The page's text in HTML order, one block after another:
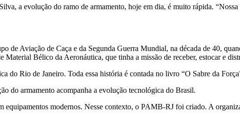
a evolução do ramo de armamento, hoje em dia, é muito rápida. “Nossa
Aviação de Caça e da Segunda Guerra Mundial, na década de 40,
Bélico da Aeronáutica, que tinha a missão de receber, estocar e
do Rio de Janeiro. Toda essa história é contada no livro “O Sabre da
do armamento acompanha a evolução tecnológica do Brasil.
equipamentos modernos. Nesse contexto, o PAMB-RJ foi criado. A